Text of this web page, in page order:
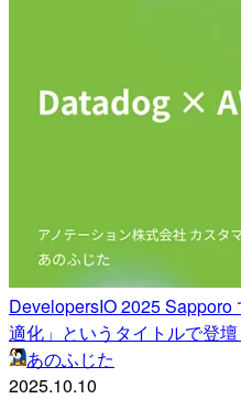
DevelopersIO 2025
適化」というタイトルで登
あのふじた
2025.10.10